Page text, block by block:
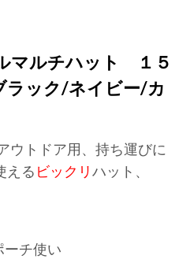
マルチハット １５
ラック/ネイビー/カ
ウトドア用、持ち運びに
える ビックリハット、
ーチ使い